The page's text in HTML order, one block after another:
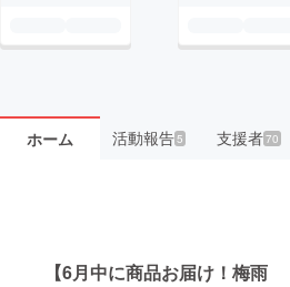
ホーム 活動報告5 支援者70
【6月中に商品お届け！梅雨